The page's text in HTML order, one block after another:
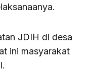
JDIH di desa
ini masyarakat